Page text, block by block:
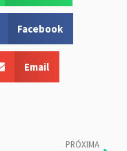
Facebook
Email
PRÓXIMA